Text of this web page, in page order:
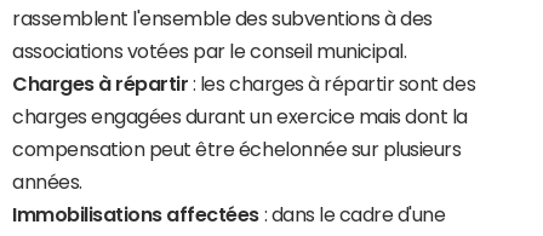
rassemblent l'ensemble des subventions à des
associations votées par le conseil municipal.
Charges à répartir : les charges à répartir sont des
charges engagées durant un exercice mais dont la
compensation peut être échelonnée sur plusieurs
années.
Immobilisations affectées : dans le cadre d'une